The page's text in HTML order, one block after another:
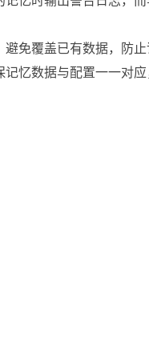
免覆盖已有数据，防
忆数据与配置一一对